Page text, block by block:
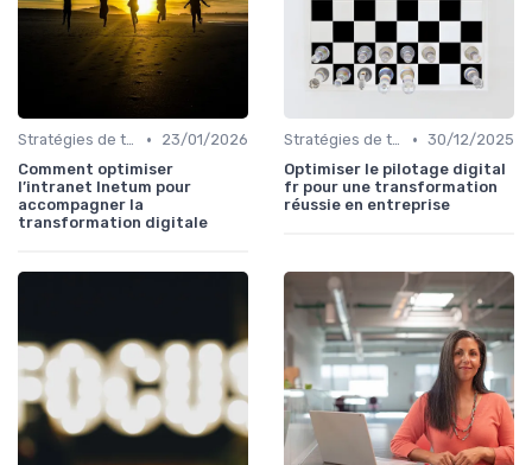
Stratégies de transformation •
23/01/2026
Comment optimiser
l’intranet Inetum pour
accompagner la
transformation digitale
Stratégies de transformation • 30/12/2025
Optimiser le pilotage digital
fr pour une transformation
réussie en entreprise